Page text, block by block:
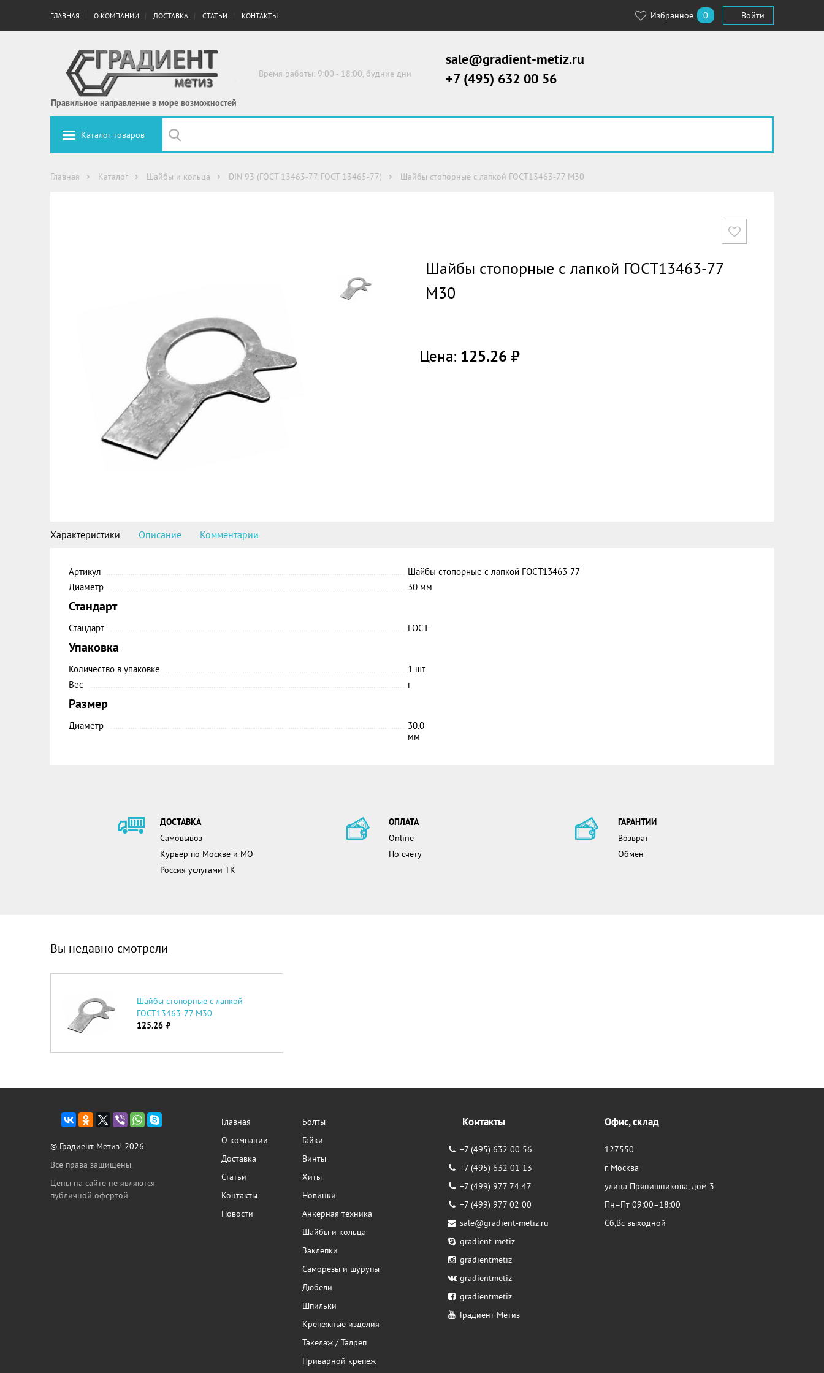
ГЛАВНАЯ О КОМПАНИИ ДОСТАВКА СТАТЬИ КОНТАКТЫ Избранное 0 Войти
Правильное направление в море возможностей
Время работы: 9:00 - 18:00, будние дни
sale@gradient-metiz.ru
+7 (495) 632 00 56
Каталог товаров
Главная Каталог Шайбы и кольца DIN 93 (ГОСТ 13463-77, ГОСТ 13465-77) Шайбы стопорные с лапкой ГОСТ13463-77 М30
Шайбы стопорные с лапкой ГОСТ13463-77
М30
Цена: 125.26 руб.
Характеристики Описание Комментарии
Артикул
Шайбы стопорные с лапкой ГОСТ13463-77
Диаметр
30 мм
Стандарт
Стандарт ГОСТ
Упаковка
Количество в упаковке
1 шт
Вес
г
Размер
Диаметр
30.0
мм
ДОСТАВКА
Самовывоз
Курьер по Москве и МО
Россия услугами ТК
ОПЛАТА
Online
По счету
ГАРАНТИИ
Возврат
Обмен
Вы недавно смотрели
Шайбы стопорные с лапкой
ГОСТ13463-77 М30
125.26 руб.
© Градиент-Метиз! 2026
Все права защищены.
Цены на сайте не являются
публичной офертой.
Главная
О компании
Доставка
Статьи
Контакты
Новости
Болты
Гайки
Винты
Хиты
Новинки
Анкерная техника
Шайбы и кольца
Заклепки
Саморезы и шурупы
Дюбели
Шпильки
Крепежные изделия
Такелаж / Талреп
Приварной крепеж
Контакты
+7 (495) 632 00 56
+7 (495) 632 01 13
+7 (499) 977 74 47
+7 (499) 977 02 00
sale@gradient-metiz.ru
gradient-metiz
gradientmetiz
gradientmetiz
gradientmetiz
Градиент Метиз
Офис, склад
127550
г. Москва
улица Прянишникова, дом 3
Пн–Пт 09:00–18:00
Сб,Вс выходной